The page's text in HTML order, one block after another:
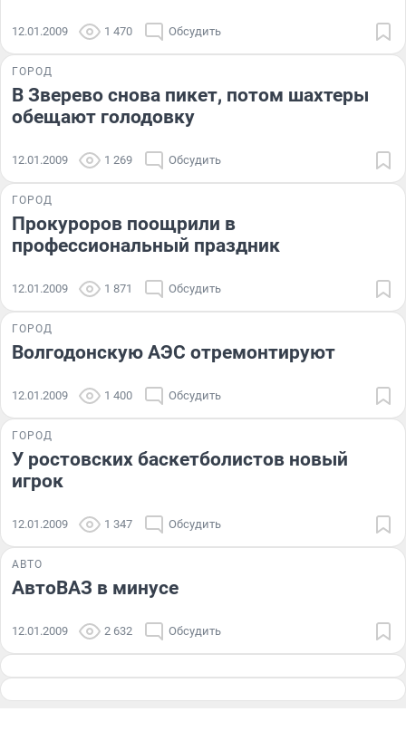
12.01.2009 1 470 Обсудить
ГОРОД
В Зверево снова пикет, потом шахтеры
обещают голодовку
12.01.2009 1 269 Обсудить
ГОРОД
Прокуроров поощрили в
профессиональный праздник
12.01.2009 1 871 Обсудить
ГОРОД
Волгодонскую АЭС отремонтируют
12.01.2009 1 400 Обсудить
ГОРОД
У ростовских баскетболистов новый
игрок
12.01.2009 1 347 Обсудить
АВТО
АвтоВАЗ в минусе
12.01.2009 2 632 Обсудить